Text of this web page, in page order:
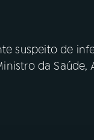
suspeito de
da